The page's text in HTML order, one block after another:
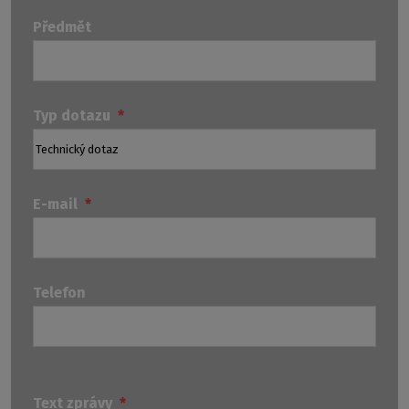
Předmět
Typ dotazu *
E-mail *
Telefon
dotazy
dotazy
Text zprávy *